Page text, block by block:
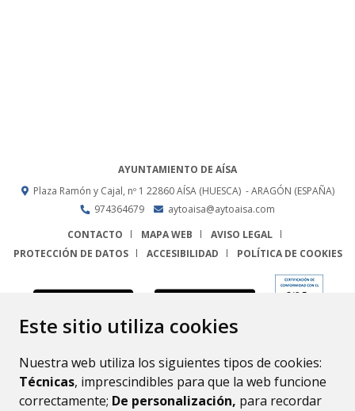
Este sitio utiliza cookies
Nuestra web utiliza los siguientes tipos de cookies:
Técnicas, imprescindibles para que la web funcione
correctamente; De personalización, para recordar
AYUNTAMIENTO DE AÍSA
Plaza Ramón y Cajal, nº 1 22860 AÍSA (HUESCA) - ARAGÓN (ESPAÑA)
974364679
aytoaisa@aytoaisa.com
CONTACTO
MAPA WEB
AVISO LEGAL
PROTECCIÓN DE DATOS
ACCESIBILIDAD POLÍTICA DE COOKIES